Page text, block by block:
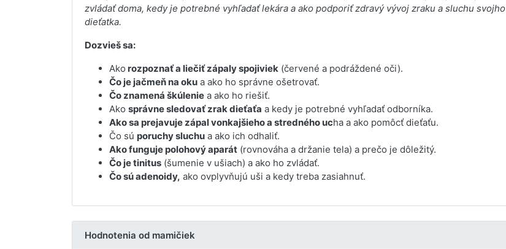
zvládať doma, kedy je potrebné vyhľadať lekára a ako podporiť zdravý vývoj zraku a sluchu svojho
dieťatka.
Dozvieš sa:
Ako rozpoznať a liečiť zápaly spojiviek (červené a podráždené oči).
Čo je jačmeň na oku a ako ho správne ošetrovať.
Čo znamená škúlenie a ako ho riešiť.
Ako správne sledovať zrak dieťaťa a kedy je potrebné vyhľadať odborníka.
Ako sa prejavuje zápal vonkajšieho a stredného ucha a ako pomôcť dieťaťu.
Čo sú poruchy sluchu a ako ich odhaliť.
Ako funguje polohový aparát (rovnováha a držanie tela) a prečo je dôležitý.
Čo je tinitus (šumenie v ušiach) a ako ho zvládať.
Čo sú adenoidy, ako ovplyvňujú uši a kedy treba zasiahnuť.
Hodnotenia od mamičiek